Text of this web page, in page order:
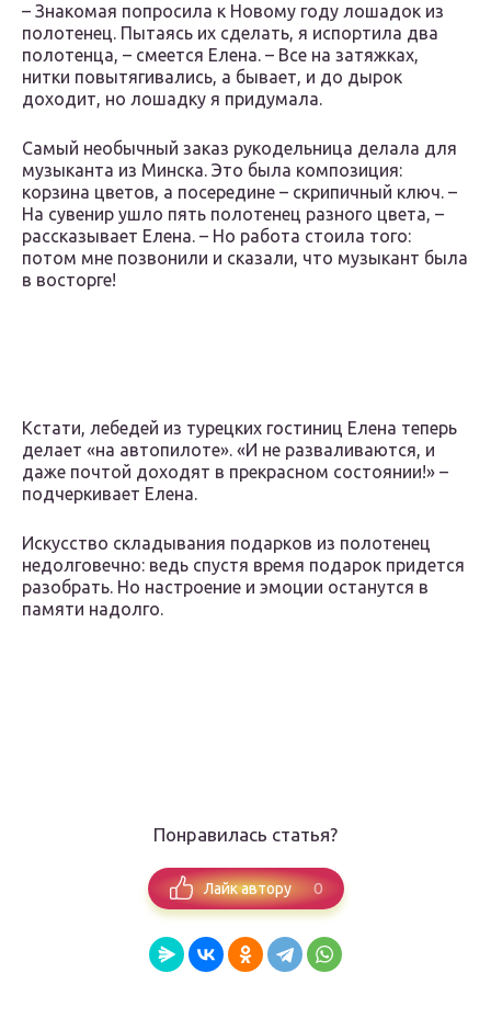
– Знакомая попросила к Новому году лошадок из
полотенец. Пытаясь их сделать, я испортила два
полотенца, – смеется Елена. – Все на затяжках,
нитки повытягивались, а бывает, и до дырок
доходит, но лошадку я придумала.
Самый необычный заказ рукодельница делала для
музыканта из Минска. Это была композиция:
корзина цветов, а посередине – скрипичный ключ. –
На сувенир ушло пять полотенец разного цвета, –
рассказывает Елена. – Но работа стоила того:
потом мне позвонили и сказали, что музыкант была
в восторге!
Кстати, лебедей из турецких гостиниц Елена теперь
делает «на автопилоте». «И не разваливаются, и
даже почтой доходят в прекрасном состоянии!» –
подчеркивает Елена.
Искусство складывания подарков из полотенец
недолговечно: ведь спустя время подарок придется
разобрать. Но настроение и эмоции останутся в
памяти надолго.
Понравилась статья?
Лайк автору 0